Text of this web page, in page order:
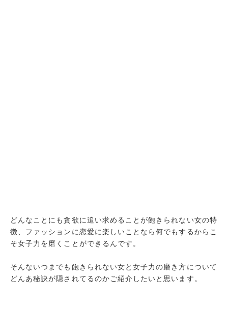
どんなことにも貪欲に追い求めることが飽きられない女の特
徴、ファッションに恋愛に楽しいことなら何でもするからこ
そ女子力を磨くことができるんです。
そんないつまでも飽きられない女と女子力の磨き方について
どんあ秘訣が隠されてるのかご紹介したいと思います。